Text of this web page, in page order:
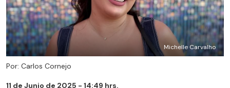
Michelle Carvalho
Por: Carlos Cornejo
11 de Junio de 2025 - 14:49 hrs.